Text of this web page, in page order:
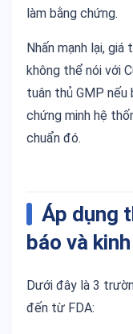
làm bằng chứng.
Nhấn mạnh lại,
không thể nói với
tuân thủ GMP
chứng minh hệ
chuẩn đó.
Áp dụng
báo và
Dưới đây là 3
đến từ FDA: